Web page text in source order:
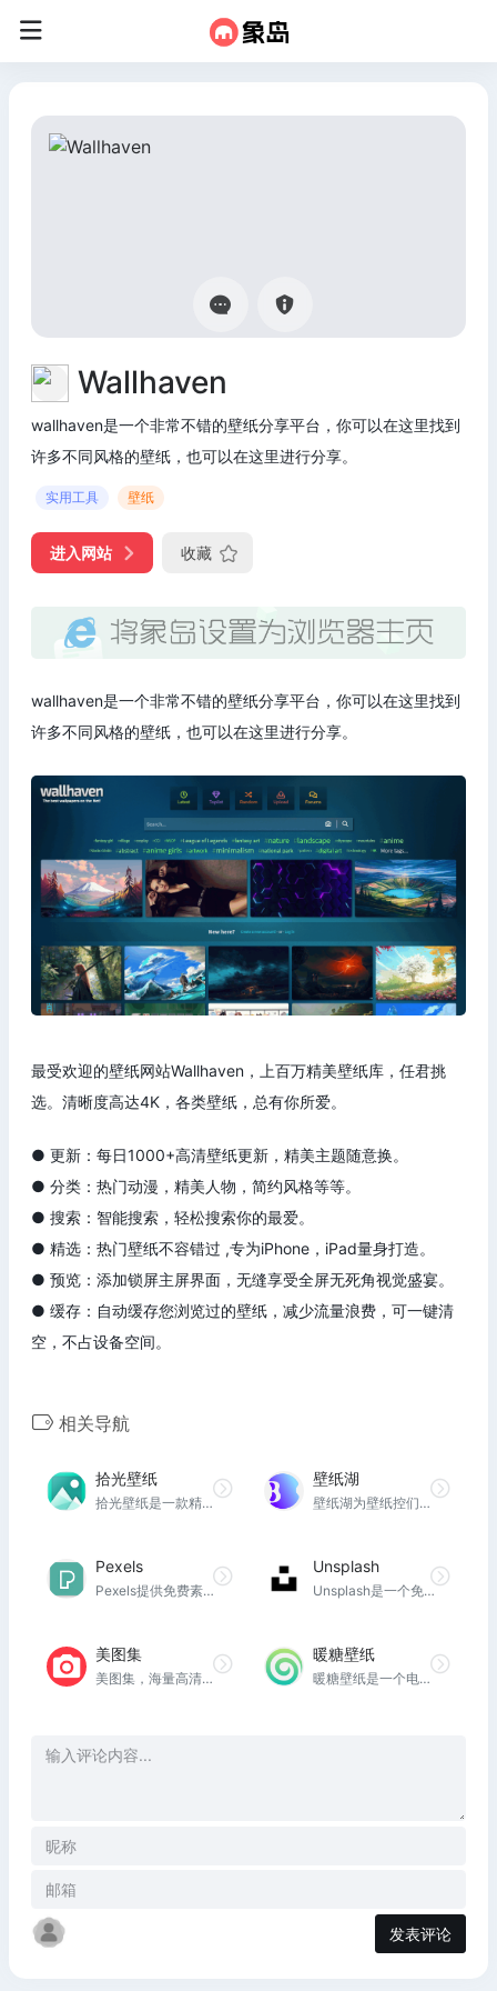
Wallhaven
wallhaven是一个非常不错的壁纸分享平台，你可以在这里找到
许多不同风格的壁纸，也可以在这里进行分享。
实用工具 壁纸
进入网站 收藏
wallhaven是一个非常不错的壁纸分享平台，你可以在这里找到
许多不同风格的壁纸，也可以在这里进行分享。
最受欢迎的壁纸网站Wallhaven，上百万精美壁纸库，任君挑
选。清晰度高达4K，各类壁纸，总有你所爱。
● 更新：每日1000+高清壁纸更新，精美主题随意换。
● 分类：热门动漫，精美人物，简约风格等等。
● 搜索：智能搜索，轻松搜索你的最爱。
● 精选：热门壁纸不容错过 ,专为iPhone，iPad量身打造。
● 预览：添加锁屏主屏界面，无缝享受全屏无死角视觉盛宴。
● 缓存：自动缓存您浏览过的壁纸，减少流量浪费，可一键清
空，不占设备空间。
相关导航
拾光壁纸
拾光壁纸是一款精品Windows电脑高清壁纸及锁屏下载与更换工具！它开源免费无广告，软件简约速度快。内置集成了多个国内外高质量的壁纸图源，每天都会自动更新多张精美优质壁纸，同时还支持每日自动更换桌面/锁屏等功能。
壁纸湖
壁纸湖为壁纸控们挖掘宝藏手机壁纸。壁纸采集，优质壁纸获取，时刻follow最新的手机壁纸。壁纸湖唯一官网，没有APP
Pexels
Pexels提供免费素材图片和视频，可以在任何地方使用。高质量、 免费且无需注明归属。才华横溢的摄影作者在这里免费分享最精彩的素材图片和视频
Unsplash
Unsplash是一个免费的照片共享网站。摄影师可以将照片上传到Unsplash，照片编辑者们会对用户上传的照片进行整理。
美图集
美图集，海量高清图片和壁纸！内容涵盖风景图片、动物图片、唯美图片、鲜花图片、家居图片、设计素材、电脑壁纸、动漫壁纸、电影壁纸、明星壁纸、美女壁纸、唯美壁纸、QQ头像、微信头像、网络头像...
暖糖壁纸
暖糖壁纸是一个电脑桌面壁纸网站，精选高清全屏壁纸，专注美化您的电脑桌面。我们提供各种类型的壁纸，包括自然风光、动漫萌宠、现代艺术、抽象图案等等，每一张都是精心挑选。选择暖糖壁纸，让每一天都充满灵感和美感！
发表评论